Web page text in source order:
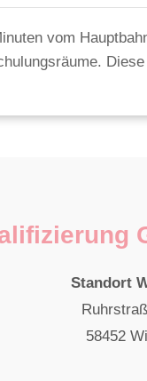
vom
Standort
58452